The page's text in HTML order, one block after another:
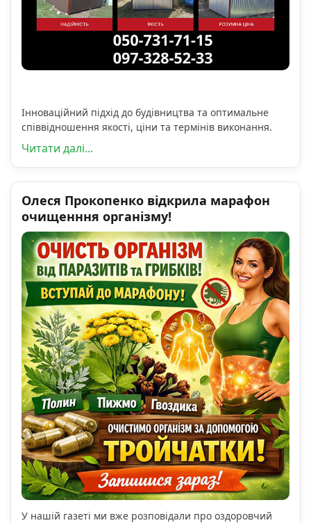
Інноваційний підхід до будівництва та оптимальне
співвідношення якості, ціни та термінів виконання.
Читати далі...
Олеся Прокопенко відкрила марафон
очищенння організму!
У нашій газеті ми вже розповідали про оздоровчий